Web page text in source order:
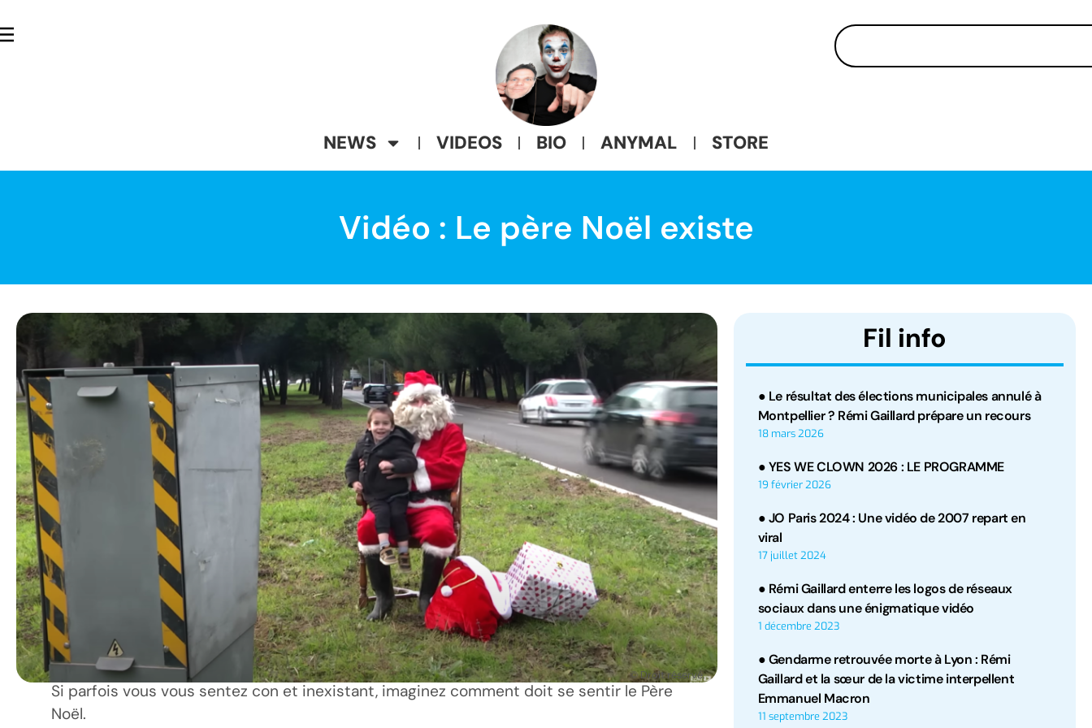
NEWS VIDEOS BIO ANYMAL STORE
Vidéo : Le père Noël existe
© Droit réservé.
Si parfois vous vous sentez con et inexistant, imaginez comment doit se sentir le Père
Noël.
Fil info
● Le résultat des élections municipales annulé à
Montpellier ? Rémi Gaillard prépare un recours
18 mars 2026
● YES WE CLOWN 2026 : LE PROGRAMME
19 février 2026
● JO Paris 2024 : Une vidéo de 2007 repart en
viral
17 juillet 2024
● Rémi Gaillard enterre les logos de réseaux
sociaux dans une énigmatique vidéo
1 décembre 2023
● Gendarme retrouvée morte à Lyon : Rémi
Gaillard et la sœur de la victime interpellent
Emmanuel Macron
11 septembre 2023